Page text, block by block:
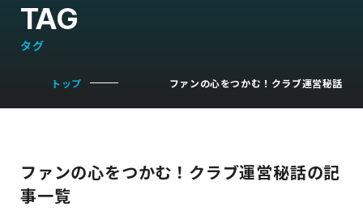
TAG
タグ
トップ ファンの心をつかむ！クラブ運営秘話
ファンの心をつかむ！クラブ運営秘話の記
事一覧